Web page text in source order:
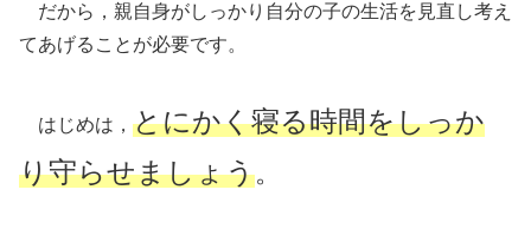
だから，親自身がしっかり自分の子の生活を見直し考え
てあげることが必要です。
はじめは， とにかく寝る時間をしっか
り守らせましょう。